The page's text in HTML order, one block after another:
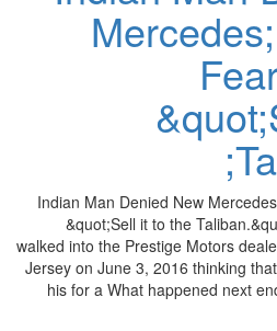
Indian Man Denied New
&quot;Sell it to the
walked into the Prestige Motors
Jersey on June 3, 2016 thinking
his for a What happened next